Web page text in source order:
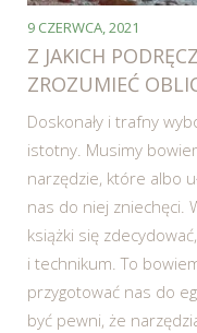
9 CZERWCA, 2021
Z JAKICH
ZROZUMIEĆ
Doskonały i trafny
istotny. Musimy
narzędzie, które albo
nas do niej zniechęci.
książki się
i technikum. To
przygotować nas do
być pewni, że